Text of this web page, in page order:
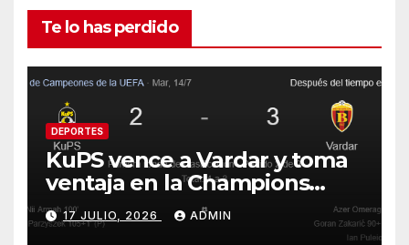
Te lo has perdido
DEPORTES
KuPS vence a Vardar y toma
ventaja en la Champions
League
17 JULIO, 2026 ADMIN